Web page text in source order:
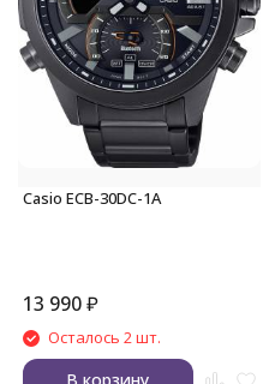
Casio ECB-30DC-1A
13 990₽
Осталось 2 шт.